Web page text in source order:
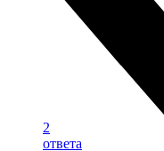
2
ответа